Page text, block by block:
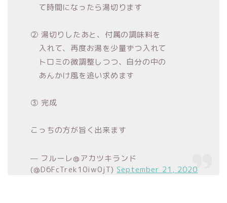
て時間になったら湯切ります
② 湯切りしたあと、付属の調味料を
入れて、再度お湯を少量ずつ入れて
トロミの微調整しつつ、自分の中の
あんかけ風を追い求めます
③ 完成
こっちの方が旨く出来ます
— フルーレ@アカツキランド
(@D6FcTrek10iw0jT) September 21, 2020